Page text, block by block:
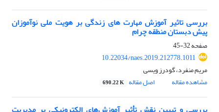
بررسی تاثیر آموزش مهارت های زندگی بر هویت ملی نوآموزان
پیش دبستان منطقه چرام
صفحه32-45
10.22034/naes.2019.212778.1011
مریم منفرد، گودرز ویسی
مشاهده مقاله
اصل مقاله 690.22 K